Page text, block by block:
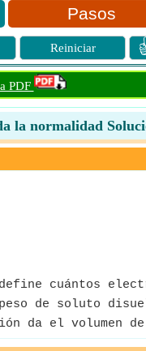
Pasos
Reiniciar
PDF
la normalidad
cuántos
de soluto
da el volumen